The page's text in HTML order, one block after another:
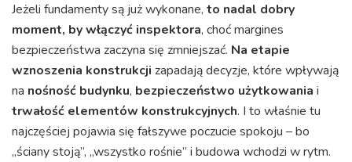
Jeżeli fundamenty są już wykonane, to nadal dobry
moment, by włączyć inspektora, choć margines
bezpieczeństwa zaczyna się zmniejszać. Na etapie
wznoszenia konstrukcji zapadają decyzje, które wpływają
na nośność budynku, bezpieczeństwo użytkowania i
trwałość elementów konstrukcyjnych. I to właśnie tu
najczęściej pojawia się fałszywe poczucie spokoju – bo
„ściany stoją”, „wszystko rośnie” i budowa wchodzi w rytm.